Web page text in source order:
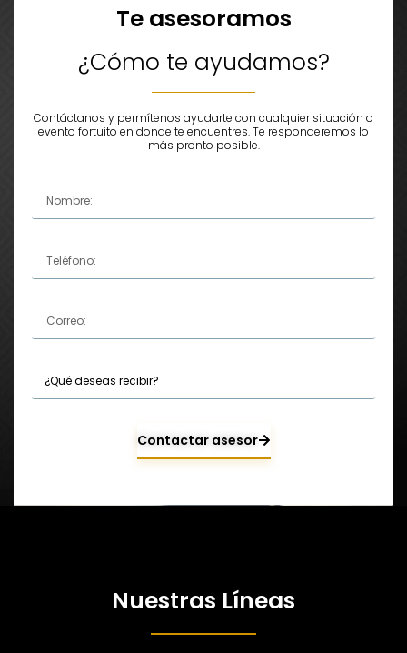
Te asesoramos
¿Cómo te ayudamos?
Contáctanos y permítenos ayudarte con cualquier situación o
evento fortuito en donde te encuentres. Te responderemos lo
más pronto posible.
Contactar asesor
Nuestras Líneas